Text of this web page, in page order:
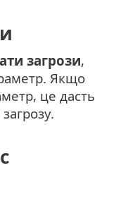
загрози,
Якщо
це дасть